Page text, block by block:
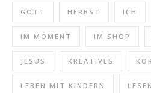
GOTT HERBST ICH
IM MOMENT IM SHOP
JESUS KREATIVES
LEBEN MIT KINDERN LESEN